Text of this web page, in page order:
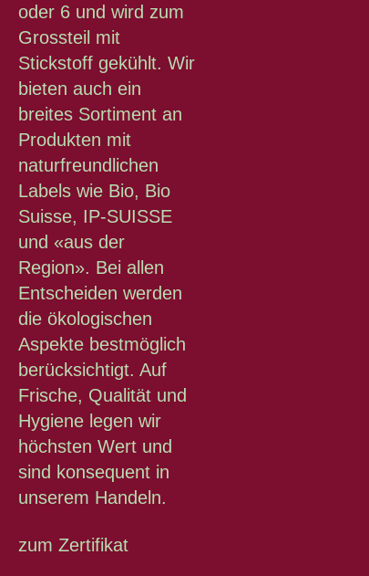
oder 6 und wird zum
Grossteil mit
Stickstoff gekühlt. Wir
bieten auch ein
breites Sortiment an
Produkten mit
naturfreundlichen
Labels wie Bio, Bio
Suisse, IP-SUISSE
und «aus der
Region». Bei allen
Entscheiden werden
die ökologischen
Aspekte bestmöglich
berücksichtigt. Auf
Frische, Qualität und
Hygiene legen wir
höchsten Wert und
sind konsequent in
unserem Handeln.
zum Zertifikat